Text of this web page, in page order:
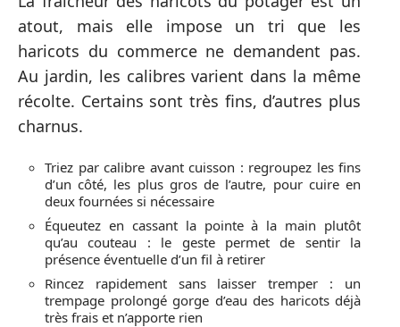
atout, mais elle impose un tri que les
haricots du commerce ne demandent pas.
Au jardin, les calibres varient dans la même
récolte. Certains sont très fins, d’autres plus
charnus.
Triez par calibre avant cuisson : regroupez les fins
d’un côté, les plus gros de l’autre, pour cuire en
deux fournées si nécessaire
Équeutez en cassant la pointe à la main plutôt
qu’au couteau : le geste permet de sentir la
présence éventuelle d’un fil à retirer
Rincez rapidement sans laisser tremper : un
trempage prolongé gorge d’eau des haricots déjà
très frais et n’apporte rien